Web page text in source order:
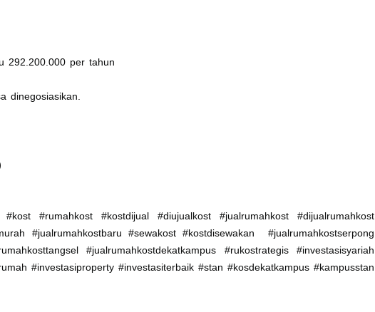
292.200.000 per tahun
dinegosiasikan.
#kost #rumahkost #kostdijual #diujualkost #jualrumahkost #dijualrumahkost
#jualrumahkostbaru #sewakost #kostdisewakan #jualrumahkostserpong
#jualrumahkostdekatkampus #rukostrategis #investasisyariah
#investasiproperty #investasiterbaik #stan #kosdekatkampus #kampusstan